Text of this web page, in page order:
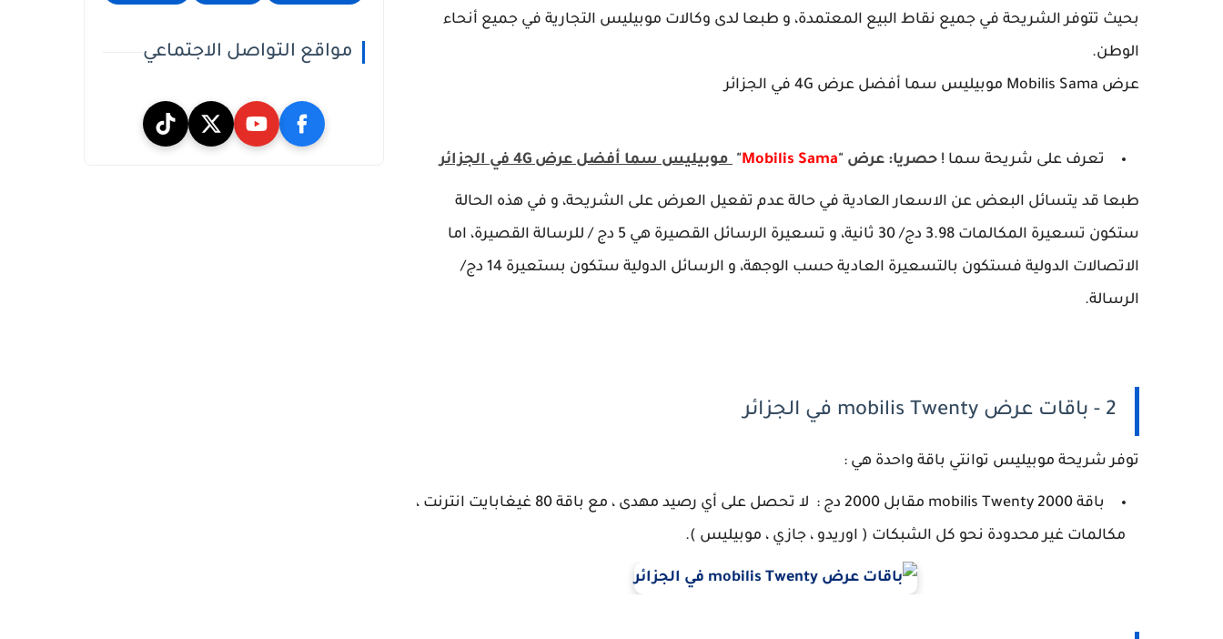
بحيث تتوفر الشريحة في جميع نقاط البيع المعتمدة، و طبعا لدى وكالات موبيليس التجارية في جميع أنحاء
الوطن.
عرض Mobilis Sama موبيليس سما أفضل عرض 4G في الجزائر
تعرف على شريحة سما ! حصريا: عرض "Mobilis Sama
" موبيليس سما أفضل عرض 4G في الجزائر
طبعا قد يتسائل البعض عن الاسعار العادية في حالة عدم تفعيل العرض على الشريحة، و في هذه الحالة
ستكون تسعيرة المكالمات 3.98 دج/ 30 ثانية، و تسعيرة الرسائل القصيرة هي 5 دج / للرسالة القصيرة، اما
الاتصالات الدولية فستكون بالتسعيرة العادية حسب الوجهة، و الرسائل الدولية ستكون بستعيرة 14 دج/
الرسالة.
2 - باقات عرض mobilis Twenty في الجزائر
توفر شريحة موبيليس توانتي باقة واحدة هي :
باقة mobilis Twenty 2000 مقابل 2000 دج : لا تحصل على أي رصيد مهدى ، مع باقة 80 غيغابايت انترنت ،
مكالمات غير محدودة نحو كل الشبكات ( اوريدو ، جازي ، موبيليس ).
مواقع التواصل الاجتماعي